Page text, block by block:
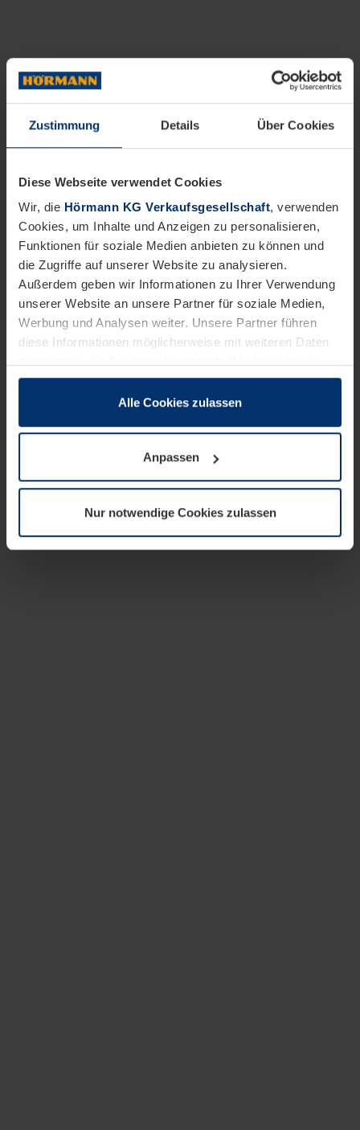
Zustimmung Details Über Cookies
Diese Webseite verwendet Cookies
Wir, die Hörmann KG Verkaufsgesellschaft, verwenden
Cookies, um Inhalte und Anzeigen zu personalisieren,
Funktionen für soziale Medien anbieten zu können und
die Zugriffe auf unserer Website zu analysieren.
Außerdem geben wir Informationen zu Ihrer Verwendung
unserer Website an unsere Partner für soziale Medien,
Werbung und Analysen weiter. Unsere Partner führen
diese Informationen möglicherweise mit weiteren Daten
sie im Rahmen Ihrer Nutzung der Dienste gesammelt
wenn diese für den Betrieb dieser Seite unbedingt
notwendig sind. Für alle anderen Cookie-Typen benötigen
wir Ihre Erlaubnis. Ihre Einwilligung können Sie jederzeit
Datenschutzerklärungunserer Website ändern oder
widerrufen.
Alle Cookies zulassen
Anpassen
Nur notwendige Cookies zulassen